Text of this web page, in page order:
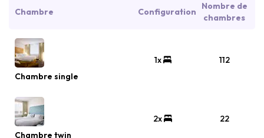
Chambre Configuration
Nombre de
chambres
Chambre single
1x 112
Chambre twin
2x 22